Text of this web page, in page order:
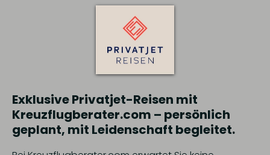
Exklusive Privatjet-Reisen mit
Kreuzflugberater.com – persönlich
geplant, mit Leidenschaft begleitet.